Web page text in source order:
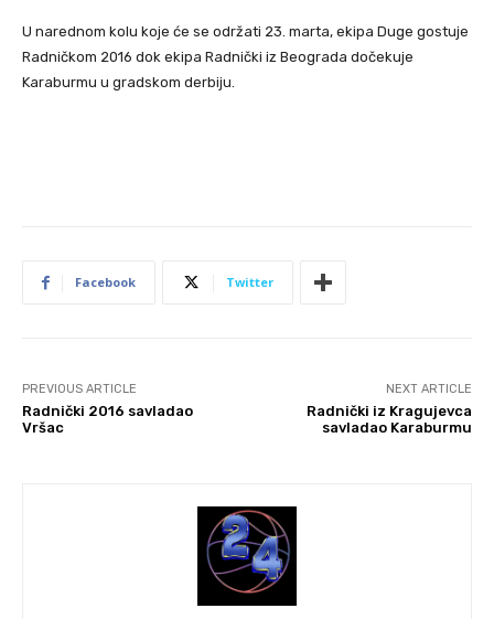
U narednom kolu koje će se održati 23. marta, ekipa Duge gostuje
Radničkom 2016 dok ekipa Radnički iz Beograda dočekuje
Karaburmu u gradskom derbiju.
Facebook Twitter
PREVIOUS ARTICLE
Radnički 2016 savladao
Vršac
NEXT ARTICLE
Radnički iz Kragujevca
savladao Karaburmu